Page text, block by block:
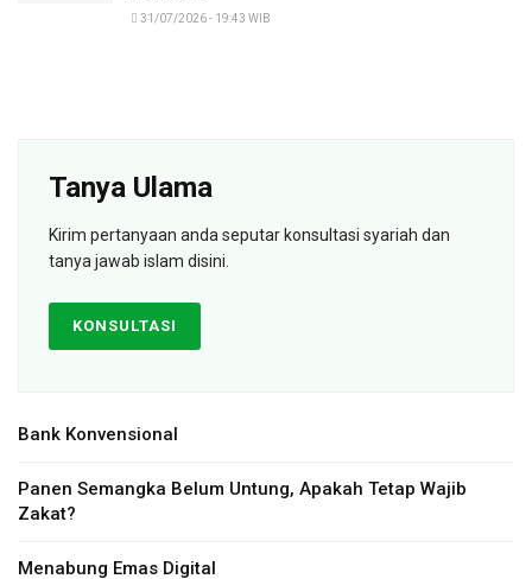
31/07/2026 - 19:43 WIB
Tanya Ulama
Kirim pertanyaan anda seputar konsultasi syariah dan
tanya jawab islam disini.
KONSULTASI
Bank Konvensional
Panen Semangka Belum Untung, Apakah Tetap Wajib
Zakat?
Menabung Emas Digital